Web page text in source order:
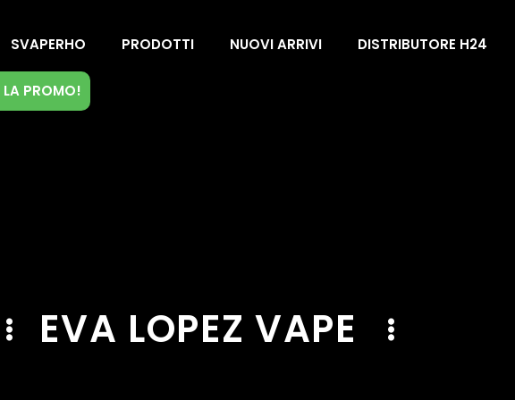
SVAPERHO PRODOTTI NUOVI ARRIVI DISTRIBUTORE H24
PROMO!
EVA LOPEZ VAPE